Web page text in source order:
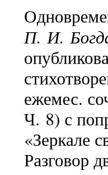
П. И.
ежемес.
Ч. 8) с
«Зеркале
Разговор